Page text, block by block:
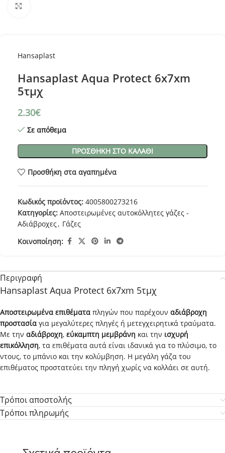
Hansaplast
Hansaplast Aqua Protect 6x7xm
5τμχ
2.30€
Σε απόθεμα
ΠΡΟΣΘΉΚΗ ΣΤΟ ΚΑΛΆΘΙ
Προσθήκη στα αγαπημένα
Κωδικός προϊόντος: 4005800273216
Κατηγορίες: Αποστειρωμένες αυτοκόλλητες γάζες -
Aδιάβροχες, Γάζες
Κοινοποίηση:
Περιγραφή
Hansaplast Aqua Protect 6x7xm 5τμχ
Αποστειρωμένα επιθέματα πληγών που παρέχουν αδιάβροχη
προστασία για μεγαλύτερες πληγές ή μετεγχειρητικά τραύματα.
Με την αδιάβροχη, εύκαμπτη μεμβράνη και την ισχυρή
επικόλληση, τα επιθέματα αυτά είναι ιδανικά για το πλύσιμο, το
ντους, το μπάνιο και την κολύμβηση. Η μεγάλη γάζα του
επιθέματος προστατεύει την πληγή χωρίς να κολλάει σε αυτή.
Τρόποι αποστολής
Τρόποι πληρωμής